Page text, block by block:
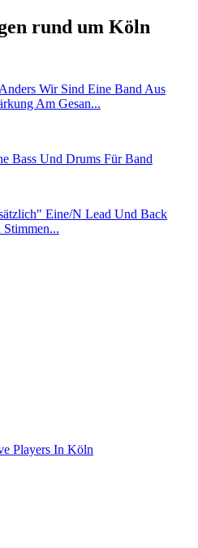
rund um Köln
Wir Sind Eine Band Aus
Am Gesan...
Bass Und Drums Für Band
Eine/N Lead Und Back
Players In Köln